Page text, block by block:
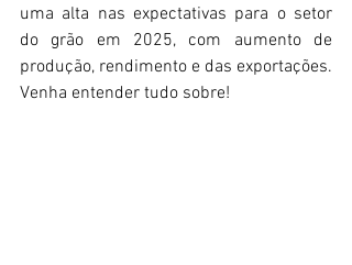
uma alta nas expectativas para o setor
do grão em 2025, com aumento de
produção, rendimento e das exportações.
Venha entender tudo sobre!